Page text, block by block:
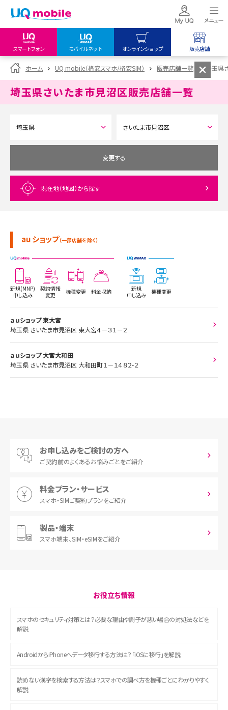
スマートフォン モバイルネット オンラインショップ 販売店舗
my UQ WiMAX
UQ WiMAX ご契約の方
My UQ mobile
データチャージサイト
UQ mobile
オンラインショップ
UQ WiMAX
UQ mobile
販売店舗
UQ WiMAX
ホーム UQ mobile（格安スマホ/格安SIM） 販売店舗一覧 埼玉
埼玉県さいたま市見沼区販売店舗一覧
変更する
現在地（地図）から探す
au ショップ（一部店舗を除く）
新規(MNP)
申し込み
契約情報
変更
機種変更 料金収納
新規
申し込み
機種変更
ａｕショップ 東大宮
埼玉県 さいたま市見沼区 東大宮４－３１－２
ａｕショップ 大宮大和田
埼玉県 さいたま市見沼区 大和田町１－１４８２-２
お申し込みをご検討の方へ
ご契約前のよくあるお悩みごとをご紹介
料金プラン・サービス
スマホ・SIMご契約プランをご紹介
製品・端末
スマホ端末、SIM・eSIMをご紹介
お役立ち情報
スマホのセキュリティ対策とは？必要な理由や調子が悪い場合の対処法などを
解説
AndroidからiPhoneへデータ移行する方法は？「iOSに移行」を解説
読めない漢字を検索する方法は？スマホでの調べ方を機種ごとにわかりやすく
解説